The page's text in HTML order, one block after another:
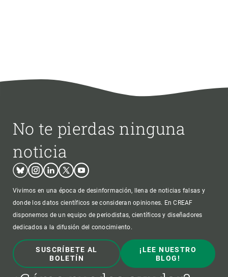
No te pierdas ninguna
noticia
BlueskyInstagram
LinkedinTwitterYoutube
Vivimos en una época de desinformación, llena de noticias falsas y
donde los datos científicos se consideran opiniones. En CREAF
disponemos de un equipo de periodistas, científicos y diseñadores
dedicados a la difusión del conocimiento.
SUSCRÍBETE AL
BOLETÍN
¡LEE NUESTRO
BLOG!